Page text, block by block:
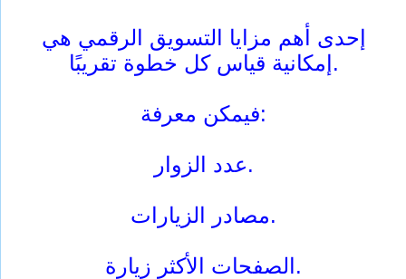
إحدى أهم مزايا التسويق الرقمي هي
إمكانية قياس كل خطوة تقريبًا.
فيمكن معرفة:
عدد الزوار.
مصادر الزيارات.
الصفحات الأكثر زيارة.